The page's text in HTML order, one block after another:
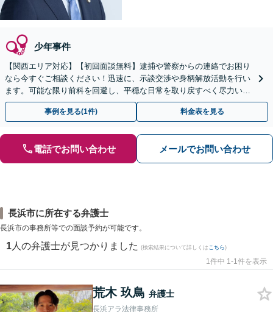
少年事件
【関西エリア対応】【初回面談無料】逮捕や警察からの連絡でお困り
なら今すぐご相談ください！迅速に、示談交渉や身柄解放活動を行い
ます。可能な限り前科を回避し、平穏な日常を取り戻すべく尽力いた
します【休日・夜間相談可】
事例を見る(1件) 料金表を見る
電話でお問い合わせ メールでお問い合わせ
長浜市に所在する弁護士
長浜市の事務所等での面談予約が可能です。
1 人の弁護士が見つかりました (検索結果について詳しくは こちら)
1件中 1-1件を表示
荒木 玖鳥 弁護士
長浜アラ法律事務所